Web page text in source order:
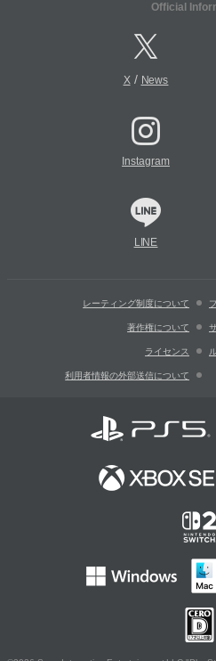
Official
X/ News
Instagram
LINE
レーティング制度について
著作権について
ライセンス
利用者情報の外部送信について